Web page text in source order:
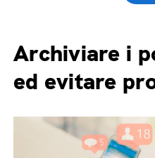
Archiviare i
ed evitare